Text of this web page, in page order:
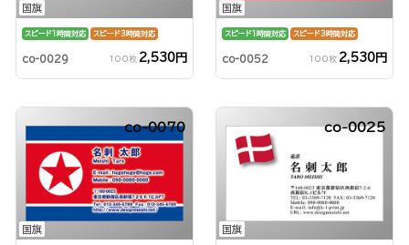
国旗
スピード1時間対応 スピード3時間対応
co-0029 100枚 2,530円
国旗
スピード1時間対応 スピード3時間対応
co-0052 100枚 2,530円
国旗
co-0070
国旗
co-0025